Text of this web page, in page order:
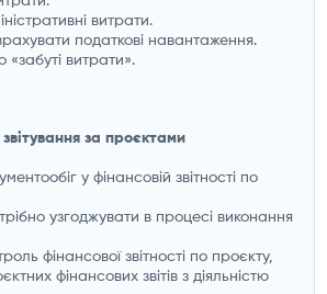
витрати.
податкові навантаження.
«забуті витрати».
за проєктами
у фінансовій звітності по
узгоджувати в процесі виконання
фінансової звітності по проєкту,
фінансових звітів з діяльністю